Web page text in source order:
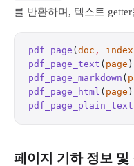
를 반환하며, 텍스트
pdf_page ( doc , index
pdf_page_text ( page
pdf_page_markdown (
pdf_page_html ( page
pdf_page_plain_text
페이지 기하 정보 및